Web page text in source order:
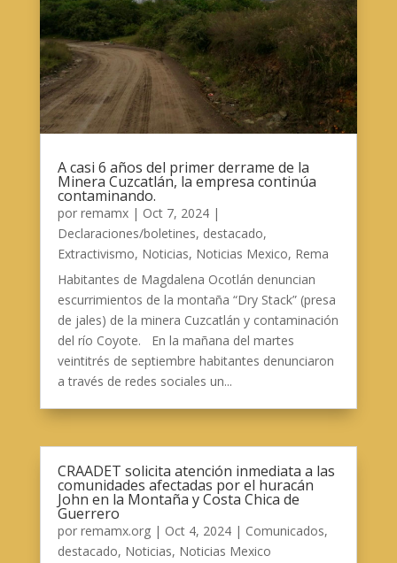
A casi 6 años del primer derrame de la
Minera Cuzcatlán, la empresa continúa
contaminando.
por remamx| Oct 7, 2024|
Declaraciones/boletines, destacado,
Extractivismo, Noticias, Noticias Mexico, Rema
Habitantes de Magdalena Ocotlán denuncian
escurrimientos de la montaña “Dry Stack” (presa
de jales) de la minera Cuzcatlán y contaminación
del río Coyote. En la mañana del martes
veintitrés de septiembre habitantes denunciaron
a través de redes sociales un...
CRAADET solicita atención inmediata a las
comunidades afectadas por el huracán
John en la Montaña y Costa Chica de
Guerrero
por remamx.org| Oct 4, 2024| Comunicados,
destacado, Noticias, Noticias Mexico